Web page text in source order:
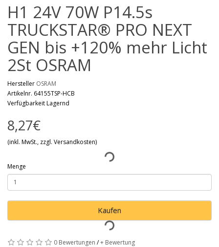
H1 24V 70W P14.5s
TRUCKSTAR® PRO NEXT
GEN bis +120% mehr Licht
2St OSRAM
Hersteller OSRAM
Artikelnr. 64155TSP-HCB
Verfügbarkeit Lagernd
8,27€
(inkl. MwSt., zzgl. Versandkosten)
Menge
Kaufen
0 Bewertungen /+ Bewertung